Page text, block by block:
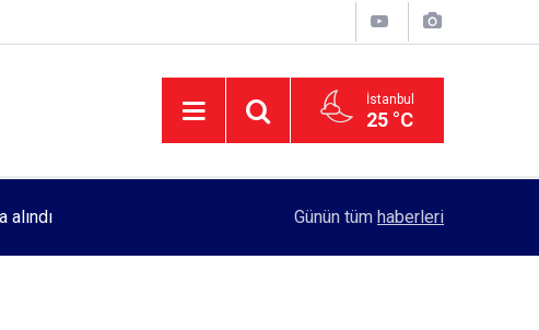
İstanbul
25 °C
Rektörlük, kadın öğrencilerin güvenliği için
Günün tüm haberleri